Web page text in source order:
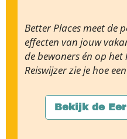
Better Places meet de
effecten van jouw
de bewoners én op
Reiswijzer zie je hoe
Bekijk de